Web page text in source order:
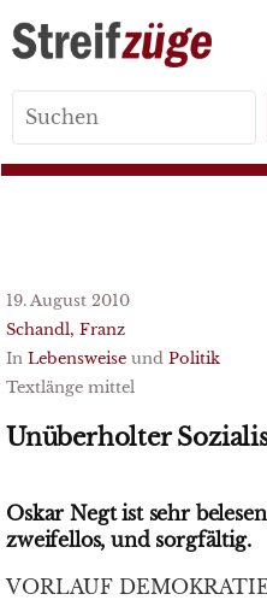
for:
19. August 2010
Schandl, Franz
In Lebensweise und Politik
Textlänge mittel
Unüberholter
Oskar Negt ist sehr
zweifellos, und sorgfältig.
VORLAUF